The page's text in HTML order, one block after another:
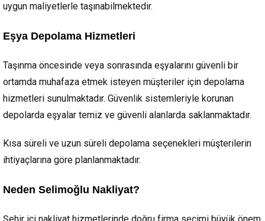
uygun maliyetlerle taşınabilmektedir.
Eşya Depolama Hizmetleri
Taşınma öncesinde veya sonrasında eşyalarını güvenli bir
ortamda muhafaza etmek isteyen müşteriler için depolama
hizmetleri sunulmaktadır. Güvenlik sistemleriyle korunan
depolarda eşyalar temiz ve güvenli alanlarda saklanmaktadır.
Kısa süreli ve uzun süreli depolama seçenekleri müşterilerin
ihtiyaçlarına göre planlanmaktadır.
Neden Selimoğlu Nakliyat?